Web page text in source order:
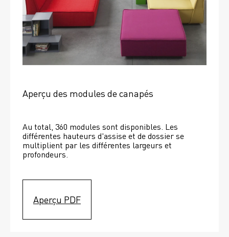
Aperçu des modules de canapés
Au total, 360 modules sont disponibles. Les
différentes hauteurs d'assise et de dossier se
multiplient par les différentes largeurs et
profondeurs.
Aperçu PDF